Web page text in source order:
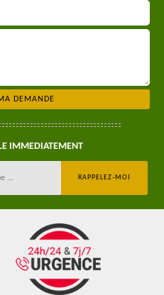
IMMEDIATEMENT